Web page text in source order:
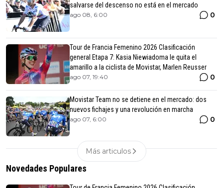
salvarse del descenso no está en el mercado
ago 08, 6:00 0
Tour de Francia Femenino 2026 Clasificación
general Etapa 7: Kasia Niewiadoma le quita el
amarillo a la ciclista de Movistar, Marlen Reusser
ago 07, 19:40 0
Movistar Team no se detiene en el mercado: dos
nuevos fichajes y una revolución en marcha
ago 07, 6:00 0
Más articulos
Novedades Populares